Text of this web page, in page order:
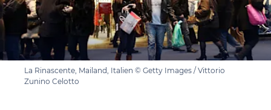
La Rinascente, Mailand, Italien © Getty Images / Vittorio
Zunino Celotto